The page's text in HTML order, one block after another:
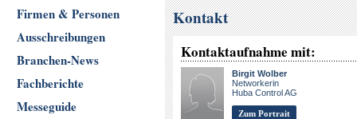
Firmen & Personen
Ausschreibungen
Branchen-News
Fachberichte
Messeguide
Kontakt
Kontaktaufnahme mit:
Birgit Wolber
Networkerin
Huba Control AG
Zum Portrait